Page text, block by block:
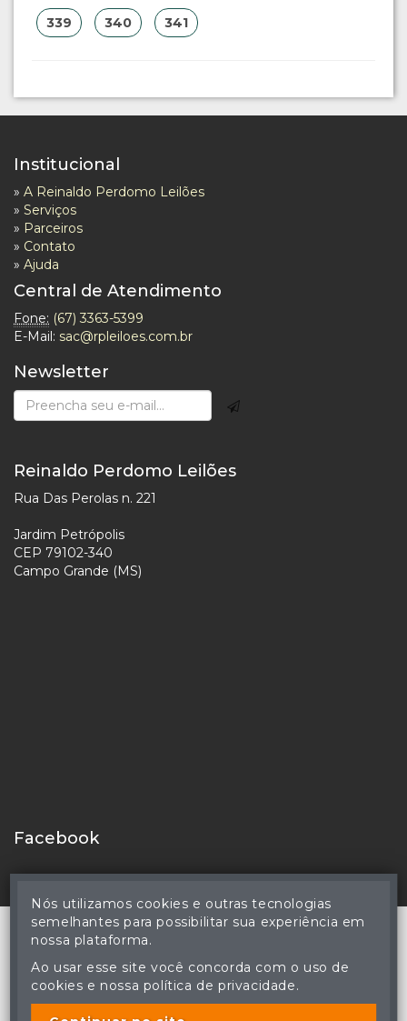
339 340 341
Institucional
» A Reinaldo Perdomo Leilões
» Serviços
» Parceiros
» Contato
» Ajuda
Central de Atendimento
Fone: (67) 3363-5399
E-Mail: sac@rpleiloes.com.br
Newsletter
Reinaldo Perdomo Leilões
Rua Das Perolas n. 221
Jardim Petrópolis
CEP 79102-340
Campo Grande (MS)
Facebook
© Reinaldo Rodrigues Perdomo - Leiloeiro Público Oficial -
Matrícula nº 83 JUCEMS - Todos os direitos reservados
A cópia ou reprodução não autorizada do conteúdo deste site
Nós utilizamos cookies e outras tecnologias
semelhantes para possibilitar sua experiência em
nossa plataforma.
Ao usar esse site você concorda com o uso de
cookies e nossa política de privacidade.